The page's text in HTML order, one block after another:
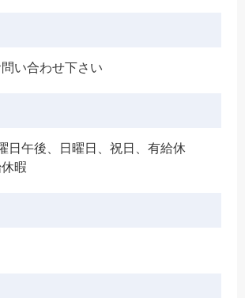
い合わせ下さい
日午後、日曜日、祝日、有給休
暇